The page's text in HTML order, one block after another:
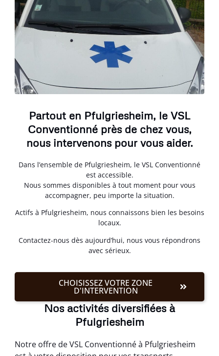
Partout en Pfulgriesheim, le VSL
Conventionné près de chez vous,
nous intervenons pour vous aider.
Dans l’ensemble de Pfulgriesheim, le VSL Conventionné
est accessible.
Nous sommes disponibles à tout moment pour vous
accompagner, peu importe la situation.
Actifs à Pfulgriesheim, nous connaissons bien les besoins
locaux.
Contactez-nous dès aujourd’hui, nous vous répondrons
avec sérieux.
CHOISISSEZ VOTRE ZONE
D'INTERVENTION
Nos activités diversifiées à
Pfulgriesheim
Notre offre de VSL Conventionné à Pfulgriesheim